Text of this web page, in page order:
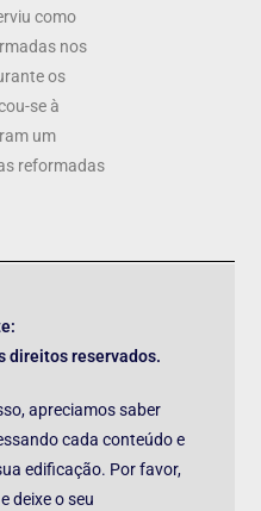
como
nos
os
se à
um
reformadas
direitos reservados.
apreciamos saber
cada conteúdo e
edificação. Por favor,
deixe o seu